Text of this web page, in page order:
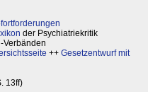
der Psychiatriekritik
Verbänden
++ Gesetzentwurf mit
13ff)